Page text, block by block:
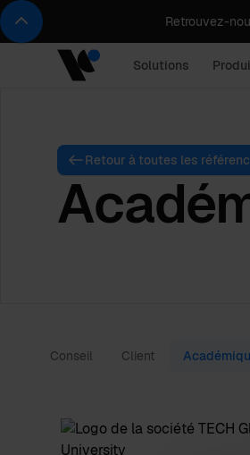
Retrouvez-
Solutions
Retour à toutes les
Conseil Client